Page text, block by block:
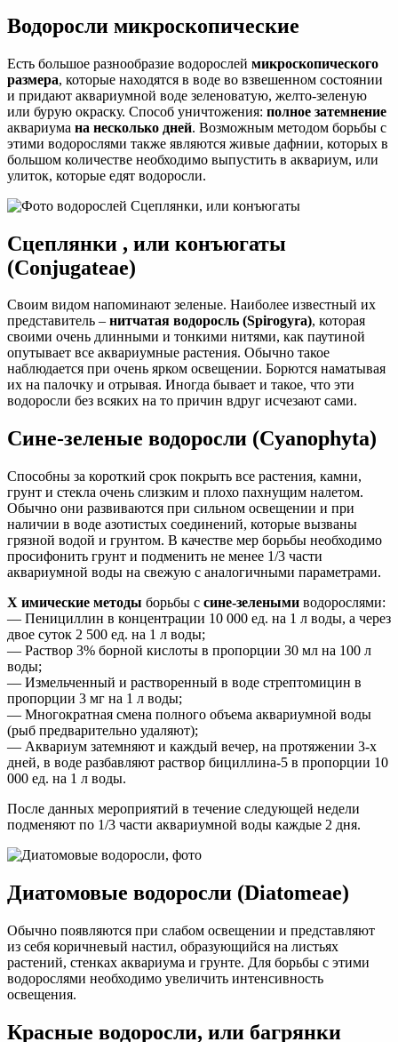
Водоросли микроскопические
Есть большое разнообразие водорослей микроскопического
размера, которые находятся в воде во взвешенном состоянии
и придают аквариумной воде зеленоватую, желто-зеленую
или бурую окраску. Способ уничтожения: полное затемнение
аквариума на несколько дней. Возможным методом борьбы с
этими водорослями также являются живые дафнии, которых в
большом количестве необходимо выпустить в аквариум, или
улиток, которые едят водоросли.
Сцеплянки , или конъюгаты
(Conjugateae)
Своим видом напоминают зеленые. Наиболее известный их
представитель – нитчатая водоросль (Spirogyra), которая
своими очень длинными и тонкими нитями, как паутиной
опутывает все аквариумные растения. Обычно такое
наблюдается при очень ярком освещении. Борются наматывая
их на палочку и отрывая. Иногда бывает и такое, что эти
водоросли без всяких на то причин вдруг исчезают сами.
Сине-зеленые водоросли (Cyanophyta)
Способны за короткий срок покрыть все растения, камни,
грунт и стекла очень слизким и плохо пахнущим налетом.
Обычно они развиваются при сильном освещении и при
наличии в воде азотистых соединений, которые вызваны
грязной водой и грунтом. В качестве мер борьбы необходимо
просифонить грунт и подменить не менее 1/3 части
аквариумной воды на свежую с аналогичными параметрами.
Х имические методы борьбы с сине-зелеными водорослями:
— Пенициллин в концентрации 10 000 ед. на 1 л воды, а через
двое суток 2 500 ед. на 1 л воды;
— Раствор 3% борной кислоты в пропорции 30 мл на 100 л
воды;
— Измельченный и растворенный в воде стрептомицин в
пропорции 3 мг на 1 л воды;
— Многократная смена полного объема аквариумной воды
(рыб предварительно удаляют);
— Аквариум затемняют и каждый вечер, на протяжении 3-х
дней, в воде разбавляют раствор бициллина-5 в пропорции 10
000 ед. на 1 л воды.
После данных мероприятий в течение следующей недели
подменяют по 1/3 части аквариумной воды каждые 2 дня.
Диатомовые водоросли (Diatomeae)
Обычно появляются при слабом освещении и представляют
из себя коричневый настил, образующийся на листьях
растений, стенках аквариума и грунте. Для борьбы с этими
водорослями необходимо увеличить интенсивность
освещения.
Красные водоросли, или багрянки